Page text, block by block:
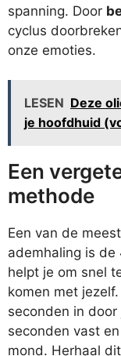
spanning. Door
cyclus
onze emoties.
LESEN Deze
je hoofdhuid
Een
methode
Een van de
ademhaling is
helpt je om snel
komen met
seconden in
seconden vast
mond. Herhaal